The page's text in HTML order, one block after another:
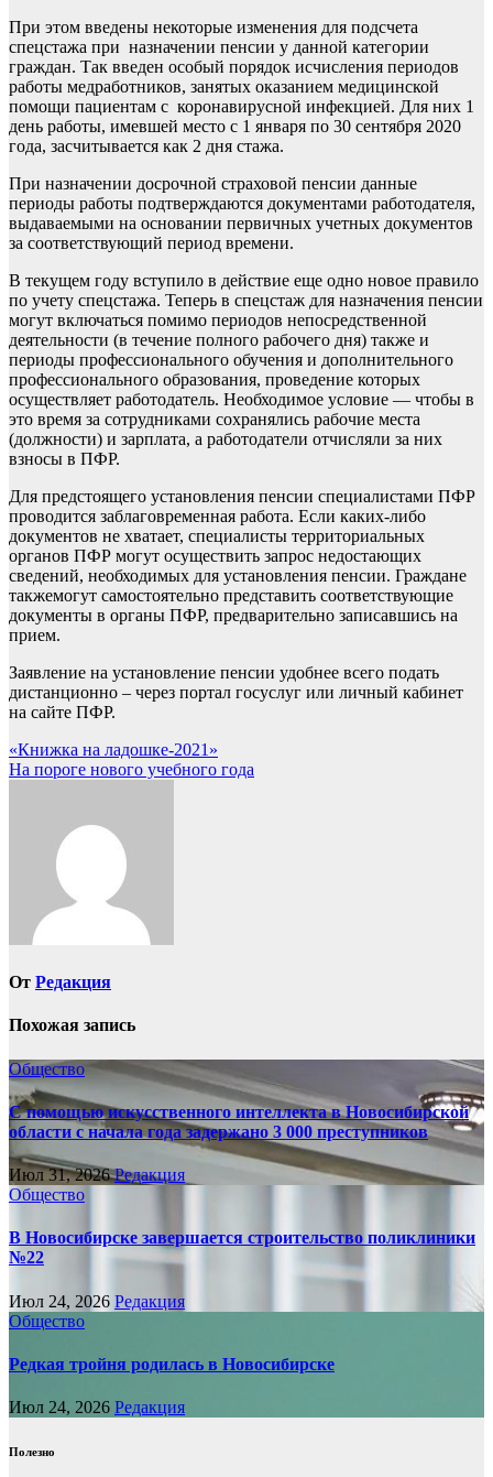
При этом введены некоторые изменения для подсчета
спецстажа при назначении пенсии у данной категории
граждан. Так введен особый порядок исчисления периодов
работы медработников, занятых оказанием медицинской
помощи пациентам с коронавирусной инфекцией. Для них 1
день работы, имевшей место с 1 января по 30 сентября 2020
года, засчитывается как 2 дня стажа.
При назначении досрочной страховой пенсии данные
периоды работы подтверждаются документами работодателя,
выдаваемыми на основании первичных учетных документов
за соответствующий период времени.
В текущем году вступило в действие еще одно новое правило
по учету спецстажа. Теперь в спецстаж для назначения пенсии
могут включаться помимо периодов непосредственной
деятельности (в течение полного рабочего дня) также и
периоды профессионального обучения и дополнительного
профессионального образования, проведение которых
осуществляет работодатель. Необходимое условие — чтобы в
это время за сотрудниками сохранялись рабочие места
(должности) и зарплата, а работодатели отчисляли за них
взносы в ПФР.
Для предстоящего установления пенсии специалистами ПФР
проводится заблаговременная работа. Если каких-либо
документов не хватает, специалисты территориальных
органов ПФР могут осуществить запрос недостающих
сведений, необходимых для установления пенсии. Граждане
такжемогут самостоятельно представить соответствующие
документы в органы ПФР, предварительно записавшись на
прием.
Заявление на установление пенсии удобнее всего подать
дистанционно – через портал госуслуг или личный кабинет
на сайте ПФР.
Навигация
по
«Книжка на ладошке-2021»
На пороге нового учебного года
От Редакция
Похожая запись
Общество
С помощью искусственного интеллекта в Новосибирской
области с начала года задержано 3 000 преступников
Июл 31, 2026Редакция
Общество
В Новосибирске завершается строительство поликлиники
№22
Июл 24, 2026 Редакция
Общество
Редкая тройня родилась в Новосибирске
Июл 24, 2026 Редакция
Полезно